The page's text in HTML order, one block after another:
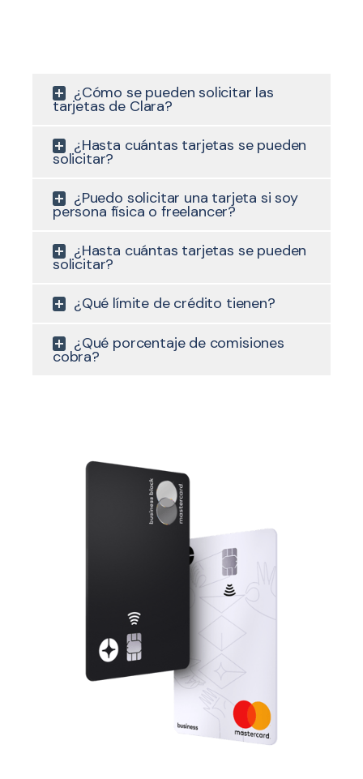
¿Cómo se pueden solicitar las
tarjetas de Clara?
¿Hasta cuántas tarjetas se pueden
solicitar?
¿Puedo solicitar una tarjeta si soy
persona física o freelancer?
¿Hasta cuántas tarjetas se pueden
solicitar?
¿Qué límite de crédito tienen?
¿Qué porcentaje de comisiones
cobra?